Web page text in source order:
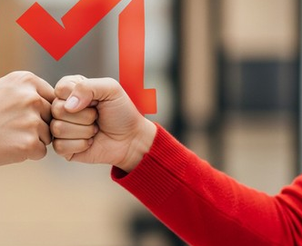
consideran